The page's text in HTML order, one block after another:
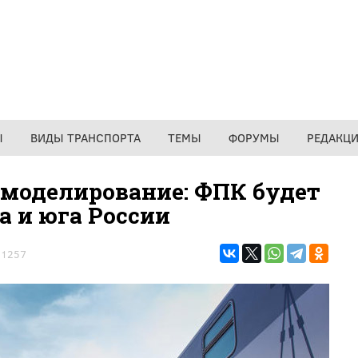
ВИДЫ ТРАНСПОРТА ТЕМЫ ФОРУМЫ
ФПК будет
и юга России
1257